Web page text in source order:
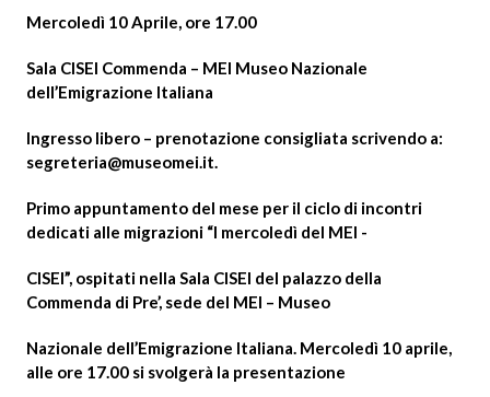
Mercoledì 10 Aprile, ore 17.00
Sala CISEI Commenda – MEI Museo Nazionale
dell’Emigrazione Italiana
Ingresso libero – prenotazione consigliata scrivendo a:
segreteria@museomei.it.
Primo appuntamento del mese per il ciclo di incontri
dedicati alle migrazioni “I mercoledì del MEI -
CISEI”, ospitati nella Sala CISEI del palazzo della
Commenda di Pre’, sede del MEI – Museo
Nazionale dell’Emigrazione Italiana. Mercoledì 10 aprile,
alle ore 17.00 si svolgerà la presentazione